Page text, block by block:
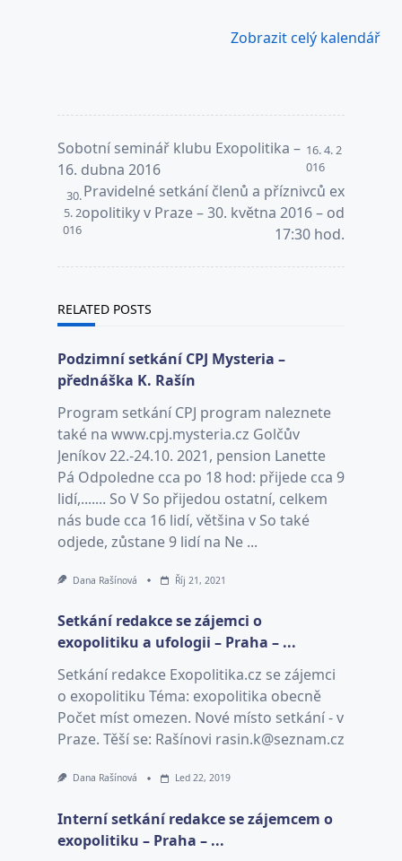
Zobrazit celý kalendář
<span
class="nav-
subtitle
screen-
reader-
Sobotní seminář klubu Exopolitika –
16. dubna 2016
16. 4. 2
016
Pravidelné setkání členů a příznivců ex
opolitiky v Praze – 30. května 2016 – od
17:30 hod.
30.
5. 2
016
RELATED POSTS
Podzimní setkání CPJ Mysteria –
přednáška K. Rašín
Program setkání CPJ program naleznete
také na www.cpj.mysteria.cz Golčův
Jeníkov 22.-24.10. 2021, pension Lanette
Pá Odpoledne cca po 18 hod: přijede cca 9
lidí,....... So V So přijedou ostatní, celkem
nás bude cca 16 lidí, většina v So také
odjede, zůstane 9 lidí na Ne ...
Dana Rašínová Říj 21, 2021
Setkání redakce se zájemci o
exopolitiku a ufologii – Praha – ...
Setkání redakce Exopolitika.cz se zájemci
o exopolitiku Téma: exopolitika obecně
Počet míst omezen. Nové místo setkání - v
Praze. Těší se: Rašínovi rasin.k@seznam.cz
Dana Rašínová Led 22, 2019
Interní setkání redakce se zájemcem o
exopolitiku – Praha – ...